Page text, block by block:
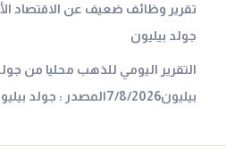
تقرير وظائف ضعيف عن الاقتصاد
جولد بيليون
التقرير اليومي للذهب محليا من
بيليون7/8/2026المصدر : جولد بيليون